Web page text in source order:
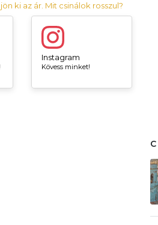
ki az ár. Mit csinálok rosszul?
Instagram
Kövess minket!